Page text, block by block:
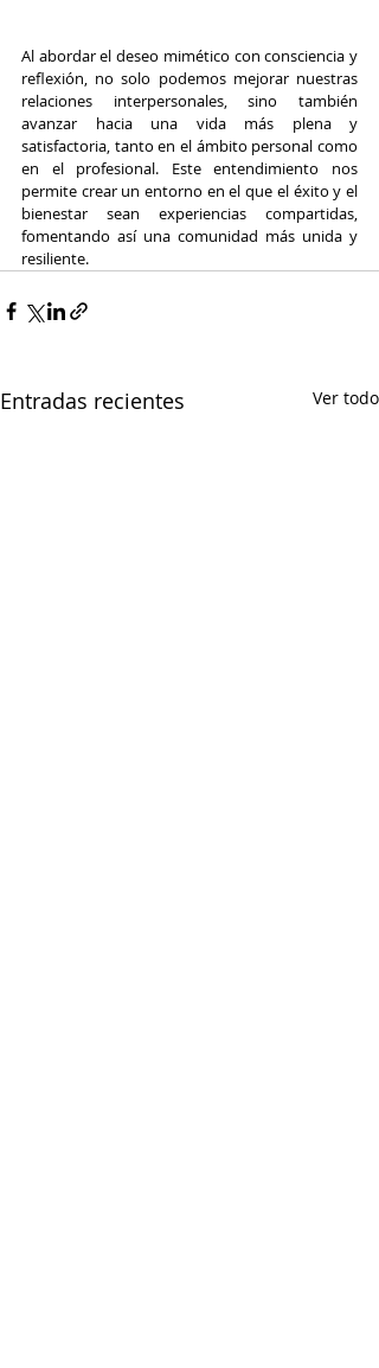
Al abordar el deseo mimético con consciencia y
reflexión, no solo podemos mejorar nuestras
relaciones interpersonales, sino también
avanzar hacia una vida más plena y
satisfactoria, tanto en el ámbito personal como
en el profesional. Este entendimiento nos
permite crear un entorno en el que el éxito y el
bienestar sean experiencias compartidas,
fomentando así una comunidad más unida y
resiliente.
Entradas recientes Ver todo